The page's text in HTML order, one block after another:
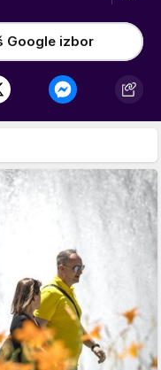
Google izbor